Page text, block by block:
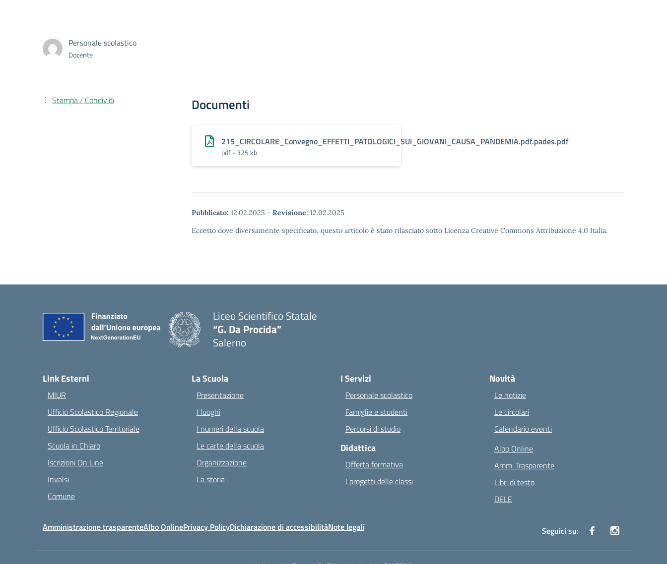
Personale scolastico
Docente
Documenti
215_CIRCOLARE_Convegno_EFFETTI_PATOLOGICI_SUI_GIOVANI_CAUSA_PANDEMIA.pdf.pades.pdf
pdf - 325 kb
Pubblicato: 12.02.2025 - Revisione: 12.02.2025
Eccetto dove diversamente specificato, questo articolo è stato rilasciato sotto Licenza Creative Commons Attribuzione 4.0 Italia.
Stampa / Condividi
Liceo Scientifico Statale
“G. Da Procida”
Salerno
Link Esterni
MIUR
Ufficio Scolastico Regionale
Ufficio Scolastico Territoriale
Scuola in Chiaro
Iscrizioni On Line
Invalsi
Comune
La Scuola
Presentazione
I luoghi
I numeri della scuola
Le carte della scuola
Organizzazione
La storia
I Servizi
Personale scolastico
Famiglie e studenti
Percorsi di studio
Didattica
Offerta formativa
I progetti delle classi
Novità
Le notizie
Le circolari
Calendario eventi
Albo Online
Amm. Trasparente
Libri di testo
DELE
Amministrazione trasparenteAlbo OnlinePrivacy PolicyDichiarazione di accessibilitàNote legali Seguici su: